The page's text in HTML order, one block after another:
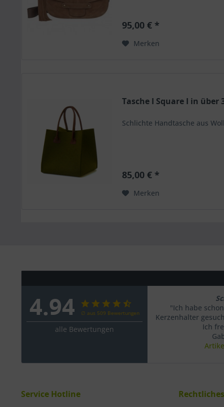
95,00 € *
Merken
Tasche I Square I in über
Schlichte Handtasche aus
85,00 € *
Merken
4.94 ∅ aus 509 Bewertungen
alle Bewertungen
"Ich habe
Kerzenhalter
Ich
Service Hotline Rechtliches